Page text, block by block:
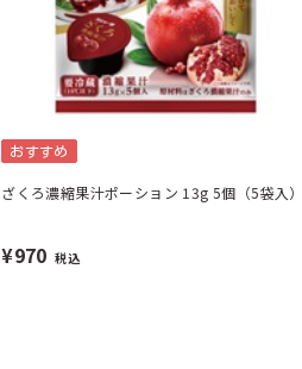
おすすめ
ざくろ濃縮果汁ポーション 13g 5個（5袋入）
¥970 税込